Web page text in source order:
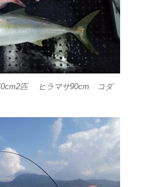
匹 ヒラマサ90cm コダ